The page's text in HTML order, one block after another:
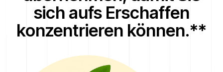
sich aufs Erschaffen
konzentrieren können.**